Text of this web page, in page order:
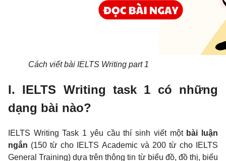
Cách viết bài IELTS Writing part 1
I. IELTS Writing task 1 có những
dạng bài nào?
IELTS Writing Task 1 yêu cầu thí sinh viết một bài luận
ngắn (150 từ cho IELTS Academic và 200 từ cho IELTS
General Training) dựa trên thông tin từ biểu đồ, đồ thị, biểu